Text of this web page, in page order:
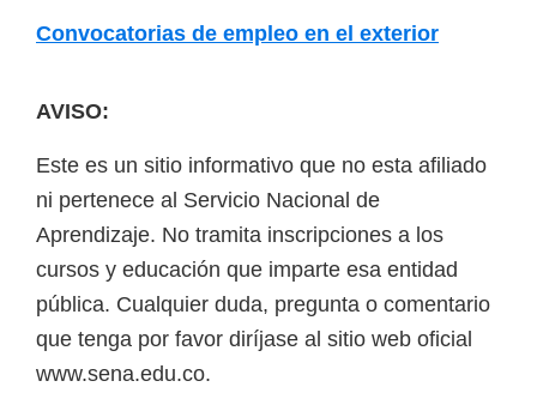
Convocatorias de empleo en el exterior
AVISO:
Este es un sitio informativo que no esta afiliado
ni pertenece al Servicio Nacional de
Aprendizaje. No tramita inscripciones a los
cursos y educación que imparte esa entidad
pública. Cualquier duda, pregunta o comentario
que tenga por favor diríjase al sitio web oficial
www.sena.edu.co.